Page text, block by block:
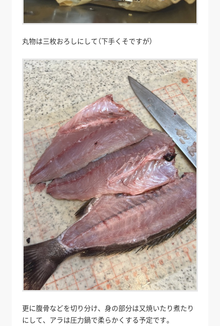
丸物は三枚おろしにして（下手くそですが）
更に腹骨などを切り分け、身の部分は又焼いたり煮たり
にして、アラは圧力鍋で柔らかくする予定です。